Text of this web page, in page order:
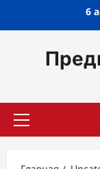
6
Основное